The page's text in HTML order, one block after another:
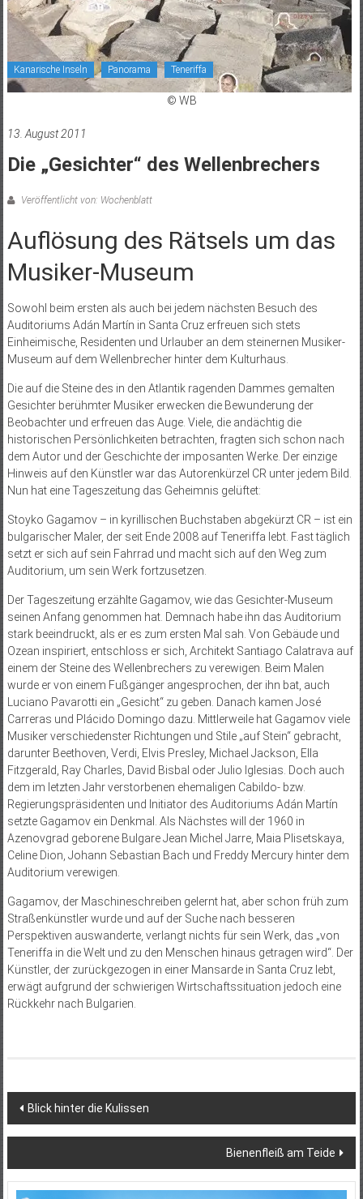
Kanarische Inseln Panorama Teneriffa
© WB
13. August 2011
Die „Gesichter“ des Wellenbrechers
Veröffentlicht von: Wochenblatt
Auflösung des Rätsels um das
Musiker-Museum
Sowohl beim ersten als auch bei jedem nächsten Besuch des
Auditoriums Adán Martín in Santa Cruz erfreuen sich stets
Einheimische, Residenten und Urlauber an dem steinernen Musiker-
Museum auf dem Wellenbrecher hinter dem Kulturhaus.
Die auf die Steine des in den Atlantik ragenden Dammes gemalten
Gesichter berühmter Musiker erwecken die Bewunderung der
Beobachter und erfreuen das Auge. Viele, die andächtig die
historischen Persönlichkeiten betrachten, fragten sich schon nach
dem Autor und der Geschichte der imposanten Werke. Der einzige
Hinweis auf den Künstler war das Autorenkürzel CR unter jedem Bild.
Nun hat eine Tageszeitung das Geheimnis gelüftet:
Stoyko Gagamov – in kyrillischen Buchstaben abgekürzt CR – ist ein
bulgarischer Maler, der seit Ende 2008 auf Teneriffa lebt. Fast täglich
setzt er sich auf sein Fahrrad und macht sich auf den Weg zum
Auditorium, um sein Werk fortzusetzen.
Der Tageszeitung erzählte Gagamov, wie das Gesichter-Museum
seinen Anfang genommen hat. Demnach habe ihn das Auditorium
stark beeindruckt, als er es zum ersten Mal sah. Von Gebäude und
Ozean inspiriert, entschloss er sich, Architekt Santiago Calatrava auf
einem der Steine des Wellenbrechers zu verewigen. Beim Malen
wurde er von einem Fußgänger angesprochen, der ihn bat, auch
Luciano Pavarotti ein „Gesicht“ zu geben. Danach kamen José
Carreras und Plácido Domingo dazu. Mittlerweile hat Gagamov viele
Musiker verschiedenster Richtungen und Stile „auf Stein“ gebracht,
darunter Beethoven, Verdi, Elvis Presley, Michael Jackson, Ella
Fitzgerald, Ray Charles, David Bisbal oder Julio Iglesias. Doch auch
dem im letzten Jahr verstorbenen ehemaligen Cabildo- bzw.
Regierungspräsidenten und Initiator des Auditoriums Adán Martín
setzte Gagamov ein Denkmal. Als Nächstes will der 1960 in
Azenovgrad geborene Bulgare Jean Michel Jarre, Maia Plisetskaya,
Celine Dion, Johann Sebastian Bach und Freddy Mercury hinter dem
Auditorium verewigen.
Gagamov, der Maschineschreiben gelernt hat, aber schon früh zum
Straßenkünstler wurde und auf der Suche nach besseren
Perspektiven auswanderte, verlangt nichts für sein Werk, das „von
Teneriffa in die Welt und zu den Menschen hinaus getragen wird“. Der
Künstler, der zurückgezogen in einer Mansarde in Santa Cruz lebt,
erwägt aufgrund der schwierigen Wirtschaftssituation jedoch eine
Rückkehr nach Bulgarien.
Beitragsnavigation
Blick hinter die Kulissen
Bienenfleiß am Teide